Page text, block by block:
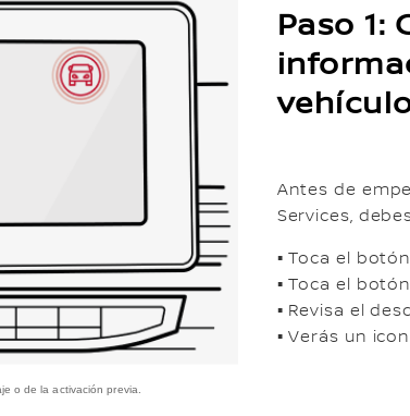
o de la activación previa.
Paso 1:
Antes de
Services,
▪ Toca el
▪ Toca el
▪ Revisa el
▪ Verás un